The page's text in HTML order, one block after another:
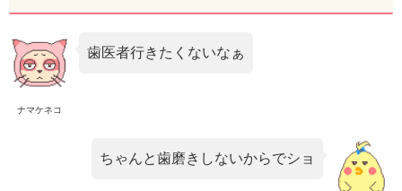
ナマケネコ
歯医者行きたくないなぁ
ちゃんと歯磨きしないからでショ